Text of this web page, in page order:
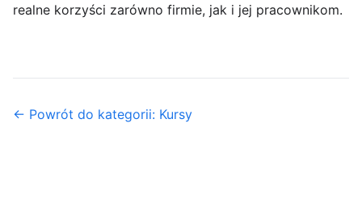
realne korzyści zarówno firmie, jak i jej pracownikom.
← Powrót do kategorii: Kursy